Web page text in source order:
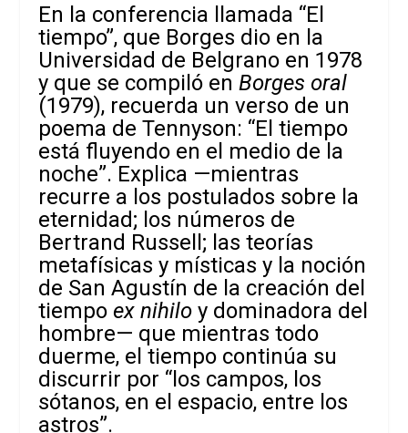
En la conferencia llamada “El
tiempo”, que Borges dio en la
Universidad de Belgrano en 1978
y que se compiló enBorges oral
(1979), recuerda un verso de un
poema de Tennyson: “El tiempo
está fluyendo en el medio de la
noche”. Explica —mientras
recurre a los postulados sobre la
eternidad; los números de
Bertrand Russell; las teorías
metafísicas y místicas y la noción
de San Agustín de la creación del
tiempo ex nihilo y dominadora del
hombre— que mientras todo
duerme, el tiempo continúa su
discurrir por “los campos, los
sótanos, en el espacio, entre los
astros”.